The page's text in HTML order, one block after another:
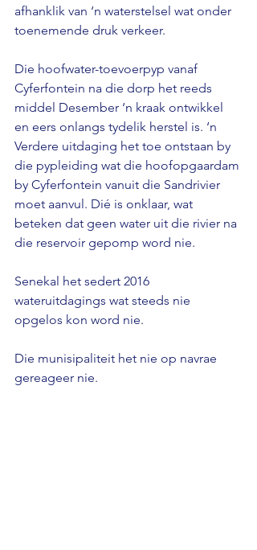
afhanklik van ‘n waterstelsel wat onder
toenemende druk verkeer.
Die hoofwater-toevoerpyp vanaf
Cyferfontein na die dorp het reeds
middel Desember ‘n kraak ontwikkel
en eers onlangs tydelik herstel is. ‘n
Verdere uitdaging het toe ontstaan by
die pypleiding wat die hoofopgaardam
by Cyferfontein vanuit die Sandrivier
moet aanvul. Dié is onklaar, wat
beteken dat geen water uit die rivier na
die reservoir gepomp word nie.
Senekal het sedert 2016
wateruitdagings wat steeds nie
opgelos kon word nie.
Die munisipaliteit het nie op navrae
gereageer nie.